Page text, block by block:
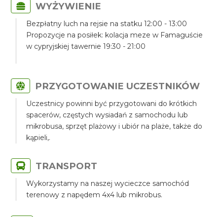
WYŻYWIENIE
Bezpłatny luch na rejsie na statku 12:00 - 13:00
Propozycje na posiłek: kolacja meze w Famaguście
w cypryjskiej tawernie 19:30 - 21:00
PRZYGOTOWANIE UCZESTNIKÓW
Uczestnicy powinni być przygotowani do krótkich
spacerów, częstych wysiadań z samochodu lub
mikrobusa, sprzęt plażowy i ubiór na plaże, także do
kąpieli,.
TRANSPORT
Wykorzystamy na naszej wycieczce samochód
terenowy z napędem 4x4 lub mikrobus.